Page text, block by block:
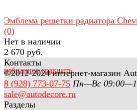
избранное сравнить
Эмблема решетки радиатора
(0)
Нет в наличии
2 670 руб.
Контакты
©2012-2024 интернет-магазин
8 (928) 773-07-75 Пн—Вс
sale@autodecore.ru
Разделы